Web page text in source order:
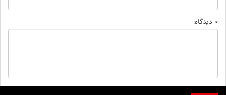
* دیدگاه: